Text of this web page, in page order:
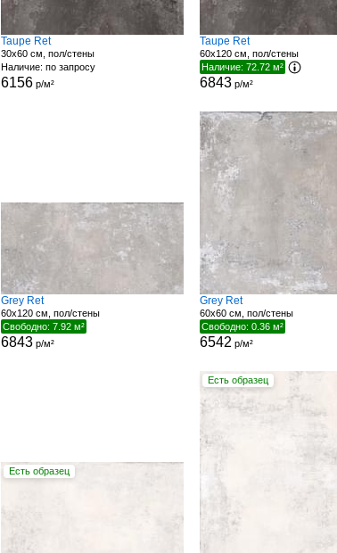
Taupe Ret
30x60 см, пол/стены
Наличие: по запросу
6156р/м²
Taupe Ret
60x120 см, пол/стены
Наличие: 72.72 м²
6843 р/м²
Grey Ret
60x120 см, пол/стены
Свободно: 7.92 м²
6843р/м²
Grey Ret
60x60 см, пол/стены
Свободно: 0.36 м²
6542 р/м²
Есть образец
Есть образец